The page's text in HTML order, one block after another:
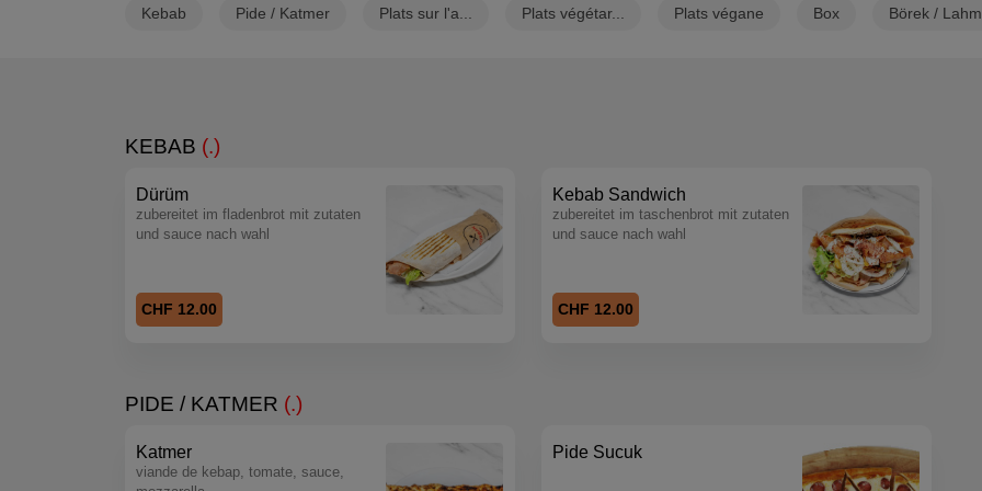
Kebab Pide / Katmer Plats sur l'a... Plats végétar... Plats végane Box Börek /
KEBAB (.)
Dürüm
zubereitet im fladenbrot mit zutaten
und sauce nach wahl
CHF 12.00
Kebab Sandwich
zubereitet im taschenbrot mit zutaten
und sauce nach wahl
CHF 12.00
PIDE / KATMER (.)
Katmer
viande de kebap, tomate, sauce,
Pide Sucuk